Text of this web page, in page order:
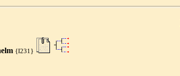
{I231}